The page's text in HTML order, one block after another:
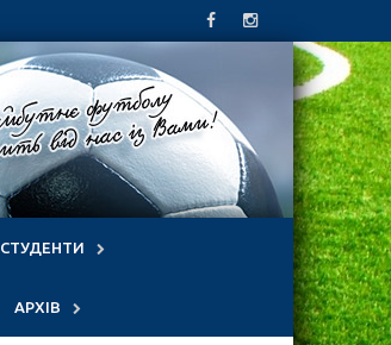
СТУДЕНТИ
АРХІВ